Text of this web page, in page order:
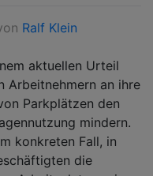
Ralf Klein
aktuellen Urteil
Arbeitnehmern an ihre
Parkplätzen den
mindern.
konkreten Fall, in
die